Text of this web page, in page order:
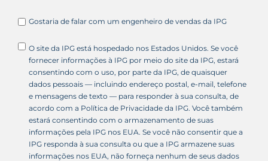
+
Gostaria de falar com um engenheiro de vendas da IPG
O site da IPG está hospedado nos Estados Unidos. Se você
fornecer informações à IPG por meio do site da IPG, estará
consentindo com o uso, por parte da IPG, de quaisquer
dados pessoais — incluindo endereço postal, e-mail, telefone
e mensagens de texto — para responder à sua consulta, de
acordo com a Política de Privacidade da IPG. Você também
estará consentindo com o armazenamento de suas
informações pela IPG nos EUA. Se você não consentir que a
IPG responda à sua consulta ou que a IPG armazene suas
informações nos EUA, não forneça nenhum de seus dados